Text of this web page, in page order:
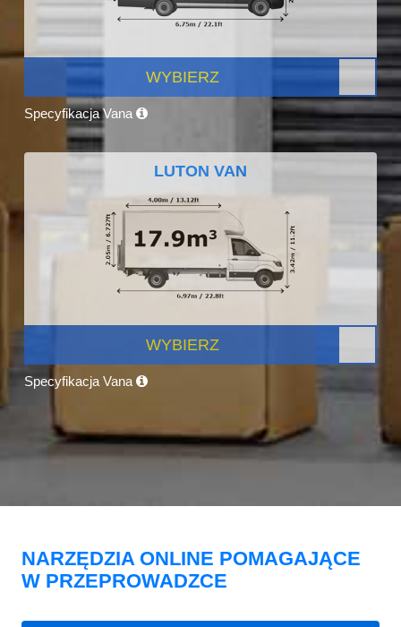
WYBIERZ
Specyfikacja Vana
LUTON VAN
WYBIERZ
Specyfikacja Vana
NARZĘDZIA ONLINE POMAGAJĄCE
W PRZEPROWADZCE